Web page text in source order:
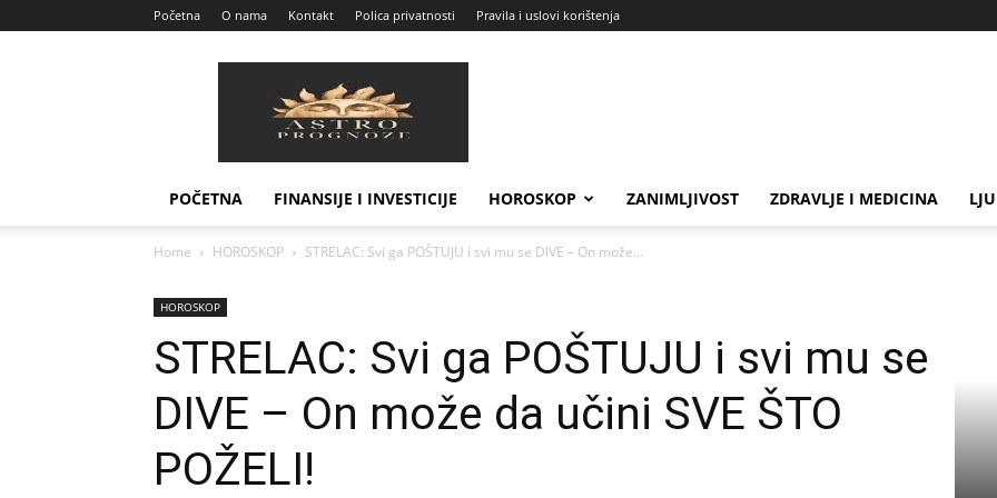
Početna O nama Kontakt Polica privatnosti Pravila i uslovi korištenja
Prognoze
POČETNA FINANSIJE I INVESTICIJE HOROSKOP ZANIMLJIVOST ZDRAVLJE I MEDICINA
Home HOROSKOP STRELAC: Svi ga POŠTUJU i svi mu se DIVE – On može...
HOROSKOP
STRELAC: Svi ga POŠTUJU i svi mu se
DIVE – On može da učini SVE ŠTO
POŽELI!